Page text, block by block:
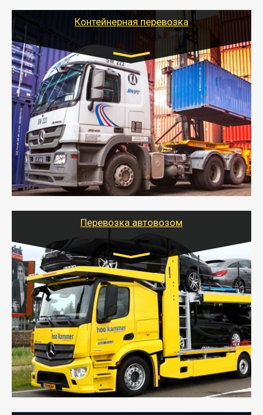
Контейнерная перевозка
Цена за км. Рассчитывается
индивидуально
- Контейнерные грузоперевозки на специальном
оборудованном транспорте быстро, качественно и
безопасно.
- Наша транспортная компания поможет
организовать доставку в порт и из порта
стандартных контейнеров на контейнеровозе,
шаландах и площадках (открытых кузовах),
используя надежные крепления.
Перевозка автовозом
Цена за км. Рассчитывается
индивидуально
- Перевозка автовозом от Тайгер Логистик – это
быстрый и безопасный способ доставить несколько
легковых автомобилей за одну поездку в другой
город.
- Наша транспортная компания организует доставку
машин автовозом, подобрав оптимальный маршрут с
учетом всех особенности по пути следования.